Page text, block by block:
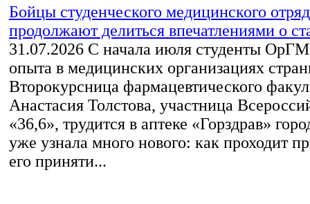
Бойцы студенческого медицинского
продолжают делиться впечатлениями о
31.07.2026 С начала июля студенты
опыта в медицинских организациях
Второкурсница фармацевтического
Анастасия Толстова, участница
«36,6», трудится в аптеке «Горздрав»
уже узнала много нового: как проходит
его приняти...